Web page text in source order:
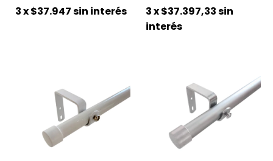
3x$37.947sin interés 3x$37.397,33sin
interés